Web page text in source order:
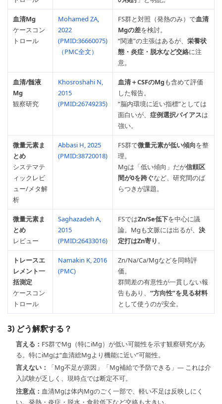
血清Mg
ケースコン
トロール
Mohamed ZA,
2022
(PMID:36660075)
（PMC全文）
FS群と対照（発熱のみ）で血清
Mgの差を検討。
“関連”の主張はあるが、 栄養状
態・炎症・脱水など交絡に注
意。
血清/髄液
Mg
観察研究
Khosroshahi N,
2015
(PMID:26749235)
血清＋CSFのMgも含めて評価
した報告。
“脳内環境に近い指標”としては
面白いが、 症例選択バイアスは
強い。
微量元素ま
とめ
システマテ
ィックレビ
ュー/メタ解
析
Abbasi H, 2025
(PMID:38720018)
FS群で微量元素が低い傾向を整
理。
Mgは「低い傾向」だが信頼区
間が0を跨ぐなど、研究間のば
らつきが課題。
微量元素ま
とめ
レビュー
Saghazadeh A,
2015
(PMID:26433016)
FSではZn/Se低下を中心に議
論。Mgも文脈には出るが、 決
定打はZn寄り 。
トレースエ
レメント一
括測定
ケースコン
トロール
Namakin K, 2016
(PMC)
Zn/Na/Ca/Mgなどを同時評
価。
群間差の有意性が一貫しない報
告もあり、 “方向性”を見る材料
として使うのが安全。
3) どう解釈する？
言える： FS群でMg（特にiMg）が低い可能性を示す観察研究があ
る。特にiMgは“血清総Mgより機能に近い”可能性。
言えない：
「Mg不足が原因」「Mg補給で予防できる」— これは介
入試験が乏しく、現時点では断定不可。
注意点： 血清Mgは体内Mgのごく一部で、軽い不足は反映しにく
い。発熱・炎症・脱水・食欲低下など交絡も大きい。